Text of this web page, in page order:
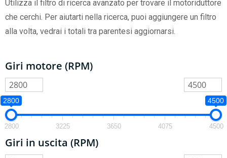
Utilizza il filtro di ricerca avanzato per trovare il motoriduttore
che cerchi. Per aiutarti nella ricerca, puoi aggiungere un filtro
alla volta, vedrai i totali tra parentesi aggiornarsi.
Giri motore (RPM)
2800 4500
2800 3225 3650 4075 4500
Giri in uscita (RPM)